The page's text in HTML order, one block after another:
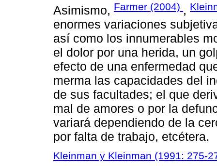
Asimismo, Farmer (2004) ,
enormes variaciones
así como los innumerables
el dolor por una herida, un
efecto de una enfermedad
merma las capacidades del
de sus facultades; el que
mal de amores o por la
variará dependiendo de la
por falta de trabajo, etcétera.
Kleinman y Kleinman (1991: 275-